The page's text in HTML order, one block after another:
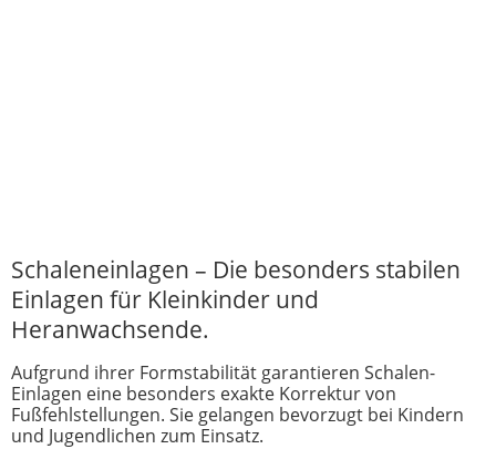
Schaleneinlagen – Die besonders stabilen
Einlagen für Kleinkinder und
Heranwachsende.
Aufgrund ihrer Formstabilität garantieren Schalen-
Einlagen eine besonders exakte Korrektur von
Fußfehlstellungen. Sie gelangen bevorzugt bei Kindern
und Jugendlichen zum Einsatz.